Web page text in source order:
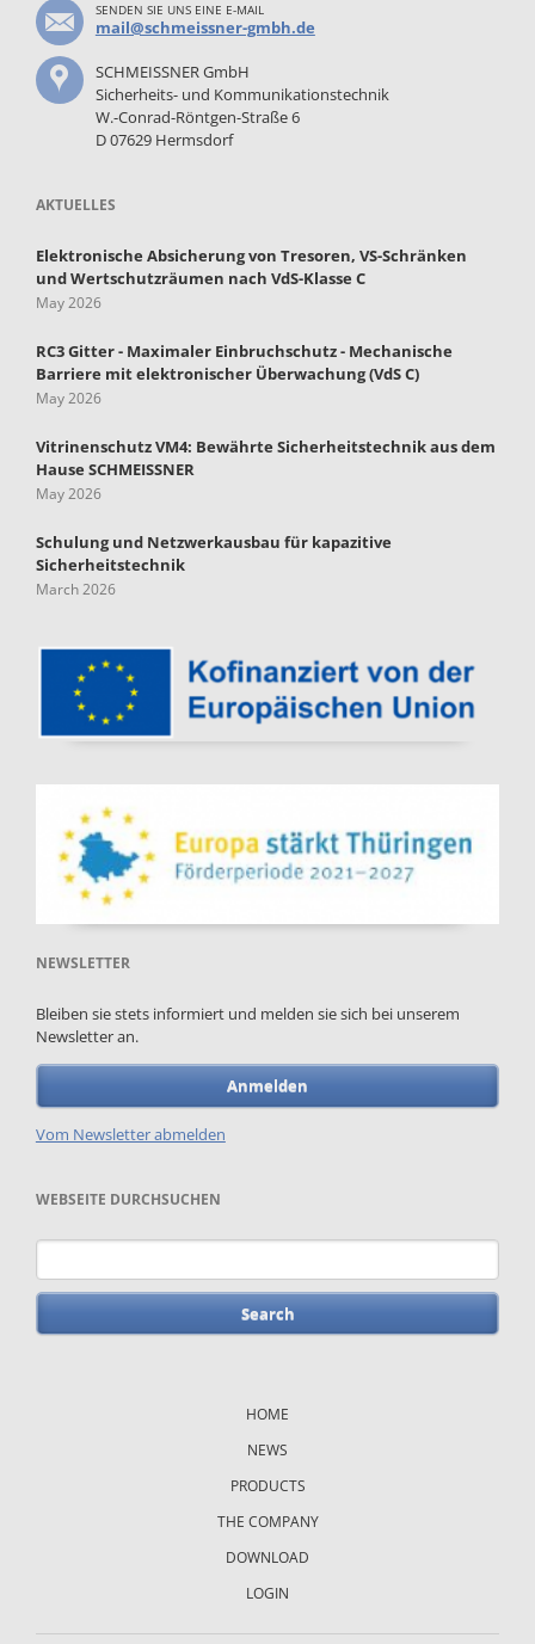
SENDEN SIE UNS EINE E-MAIL
mail@schmeissner-gmbh.de
SCHMEISSNER GmbH
Sicherheits- und Kommunikationstechnik
W.-Conrad-Röntgen-Straße 6
D 07629 Hermsdorf
AKTUELLES
Elektronische Absicherung von Tresoren, VS-Schränken
und Wertschutzräumen nach VdS-Klasse C
May 2026
RC3 Gitter - Maximaler Einbruchschutz - Mechanische
Barriere mit elektronischer Überwachung (VdS C)
May 2026
Vitrinenschutz VM4: Bewährte Sicherheitstechnik aus dem
Hause SCHMEISSNER
May 2026
Schulung und Netzwerkausbau für kapazitive
Sicherheitstechnik
March 2026
NEWSLETTER
Bleiben sie stets informiert und melden sie sich bei unserem
Newsletter an.
Anmelden
Vom Newsletter abmelden
WEBSEITE DURCHSUCHEN
Keywords
HOME
NEWS
PRODUCTS
THE COMPANY
DOWNLOAD
LOGIN